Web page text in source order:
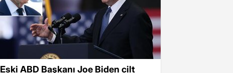
Eski ABD Başkanı Joe Biden cilt